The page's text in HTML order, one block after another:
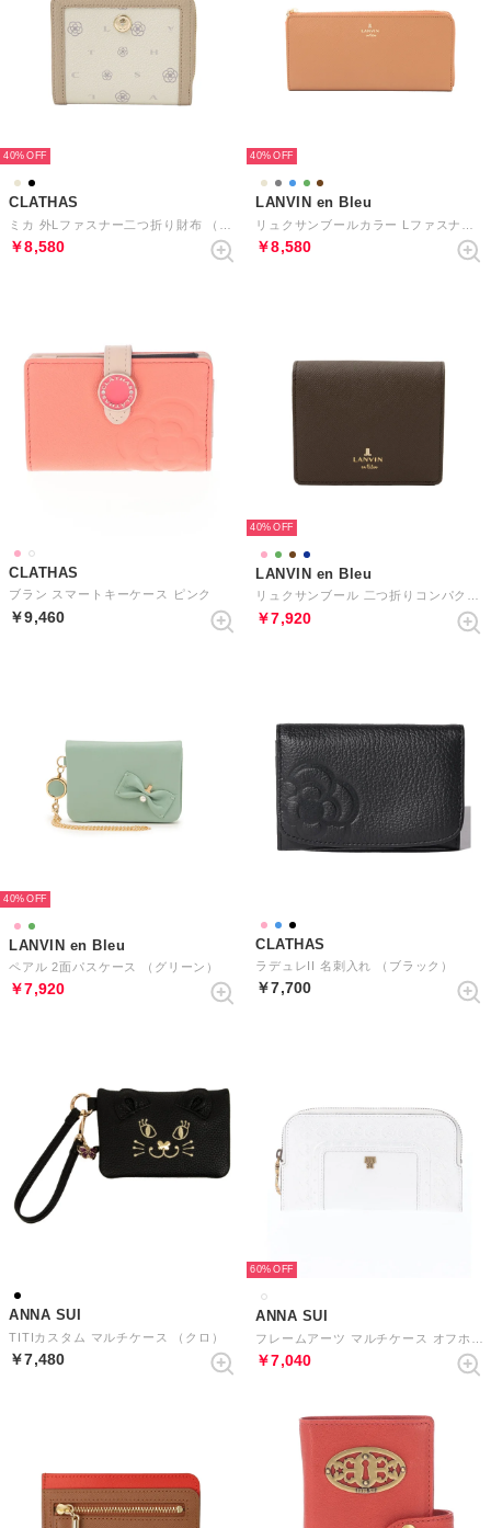
40%
CLATHAS
￥8,580
40%
LANVIN en Bleu
￥8,580
CLATHAS
ブラン スマートキーケース ピンク
￥9,460
40%
LANVIN en Bleu
￥7,920
40%
LANVIN en Bleu
ペアル 2面パスケース （グリーン）
￥7,920
CLATHAS
ラデュレII 名刺入れ （ブラック）
￥7,700
ANNA SUI
TITIカスタム マルチケース （クロ）
￥7,480
60%
ANNA SUI
￥7,040